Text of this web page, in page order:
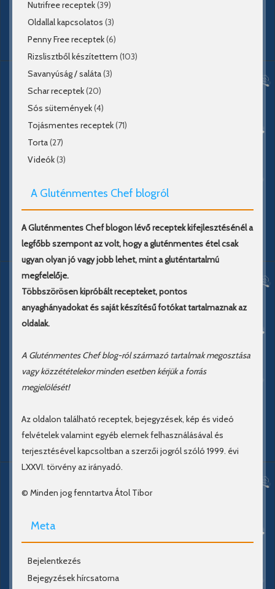
Nutrifree receptek(39)
Oldallal kapcsolatos (3)
Penny Free receptek(6)
Rizslisztből készítettem (103)
Savanyúság / saláta(3)
Schar receptek(20)
Sós sütemények(4)
Tojásmentes receptek(71)
Torta(27)
Videók(3)
A Gluténmentes Chef blogról
A Gluténmentes Chef blogon lévő receptek kifejlesztésénél a
legfőbb szempont az volt, hogy a gluténmentes étel csak
ugyan olyan jó vagy jobb lehet, mint a gluténtartalmú
megfelelője.
Többszörösen kipróbált recepteket, pontos
anyaghányadokat és saját készítésű fotókat tartalmaznak az
oldalak.
A Gluténmentes Chef blog-ról származó tartalmak megosztása
vagy közzétételekor minden esetben kérjük a forrás
megjelölését!
Az oldalon található receptek, bejegyzések, kép és videó
felvételek valamint egyéb elemek felhasználásával és
terjesztésével kapcsoltban a szerzői jogról szóló 1999. évi
LXXVI. törvény az irányadó.
© Minden jog fenntartva Átol Tibor
Meta
Bejelentkezés
Bejegyzések hírcsatorna